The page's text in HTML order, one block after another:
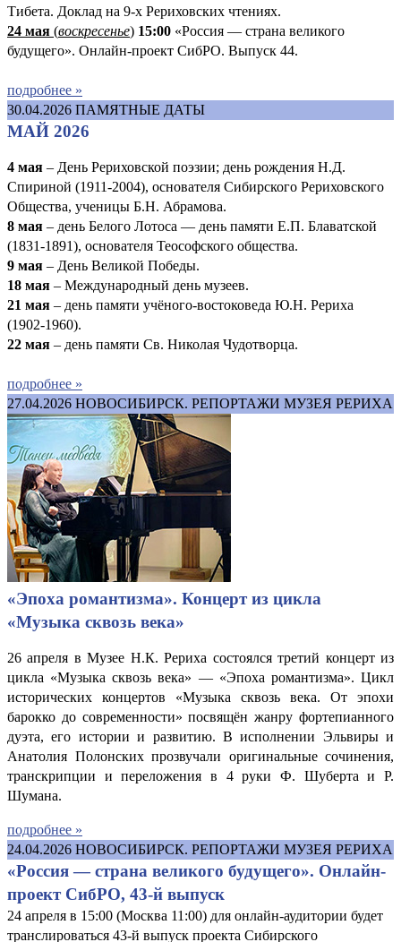
Тибета. Доклад на 9-х Рериховских чтениях.
24 мая (воскресенье) 15:00 «Россия — страна великого
будущего». Онлайн-проект СибРО. Выпуск 44.
подробнее »
30.04.2026 ПАМЯТНЫЕ ДАТЫ
МАЙ 2026
4 мая – День Рериховской поэзии; день рождения Н.Д.
Спириной (1911-2004), основателя Сибирского Рериховского
Общества, ученицы Б.Н. Абрамова.
8 мая – день Белого Лотоса — день памяти Е.П. Блаватской
(1831-1891), основателя Теософского общества.
9 мая – День Великой Победы.
18 мая – Международный день музеев.
21 мая – день памяти учёного-востоковеда Ю.Н. Рериха
(1902-1960).
22 мая – день памяти Св. Николая Чудотворца.
подробнее »
27.04.2026 НОВОСИБИРСК. РЕПОРТАЖИ МУЗЕЯ РЕРИХА
«Эпоха романтизма». Концерт из цикла
«Музыка сквозь века»
26 апреля в Музее Н.К. Рериха состоялся третий концерт из
цикла «Музыка сквозь века» — «Эпоха романтизма». Цикл
исторических концертов «Музыка сквозь века. От эпохи
барокко до современности» посвящён жанру фортепианного
дуэта, его истории и развитию. В исполнении Эльвиры и
Анатолия Полонских прозвучали оригинальные сочинения,
транскрипции и переложения в 4 руки Ф. Шуберта и Р.
Шумана.
подробнее »
24.04.2026 НОВОСИБИРСК. РЕПОРТАЖИ МУЗЕЯ РЕРИХА
«Россия — страна великого будущего». Онлайн-
проект СибРО, 43-й выпуск
24 апреля в 15:00 (Москва 11:00) для онлайн-аудитории будет
транслироваться 43-й выпуск проекта Сибирского